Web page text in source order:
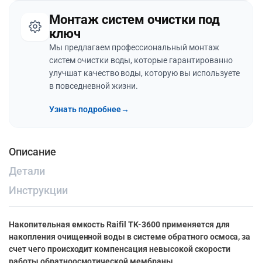
Монтаж систем очистки под
ключ
Мы предлагаем профессиональный монтаж
систем очистки воды, которые гарантированно
улучшат качество воды, которую вы используете
в повседневной жизни.
Узнать подробнее→
Описание
Детали
Инструкции
Накопительная емкость Raifil TK-3600 применяется для
накопления очищенной воды в системе обратного осмоса, за
счет чего происходит компенсация невысокой скорости